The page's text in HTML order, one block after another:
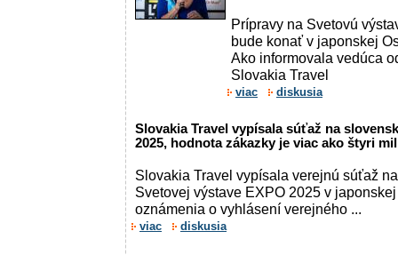
Prípravy na Svetovú
bude konať v japonskej
Ako informovala vedúca
Slovakia Travel
viac diskusia
Slovakia Travel vypísala súťaž na
2025, hodnota zákazky je viac ako štyri
Slovakia Travel vypísala verejnú súťaž
Svetovej výstave EXPO 2025 v
oznámenia o vyhlásení verejného ...
viac diskusia